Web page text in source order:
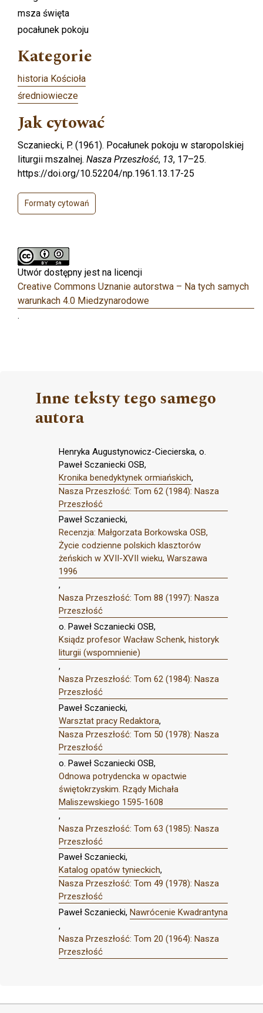
msza święta
pocałunek pokoju
Kategorie
historia Kościoła
średniowiecze
Jak cytować
Sczaniecki, P. (1961). Pocałunek pokoju w staropolskiej
liturgii mszalnej. Nasza Przeszłość, 13, 17–25.
https://doi.org/10.52204/np.1961.13.17-25
Formaty cytowań
Utwór dostępny jest na licencji
Creative Commons Uznanie autorstwa – Na tych samych
warunkach 4.0 Miedzynarodowe
.
Inne teksty tego samego
autora
Henryka Augustynowicz-Ciecierska, o.
Paweł Sczaniecki OSB,
Kronika benedyktynek ormiańskich,
Nasza Przeszłość: Tom 62 (1984): Nasza
Przeszłość
Paweł Sczaniecki,
Recenzja: Małgorzata Borkowska OSB,
Życie codzienne polskich klasztorów
żeńskich w XVII-XVII wieku, Warszawa
1996
,
Nasza Przeszłość: Tom 88 (1997): Nasza
Przeszłość
o. Paweł Sczaniecki OSB,
Ksiądz profesor Wacław Schenk, historyk
liturgii (wspomnienie)
,
Nasza Przeszłość: Tom 62 (1984): Nasza
Przeszłość
Paweł Sczaniecki,
Warsztat pracy Redaktora,
Nasza Przeszłość: Tom 50 (1978): Nasza
Przeszłość
o. Paweł Sczaniecki OSB,
Odnowa potrydencka w opactwie
świętokrzyskim. Rządy Michała
Maliszewskiego 1595-1608
,
Nasza Przeszłość: Tom 63 (1985): Nasza
Przeszłość
Paweł Sczaniecki,
Katalog opatów tynieckich,
Nasza Przeszłość: Tom 49 (1978): Nasza
Przeszłość
Paweł Sczaniecki, Nawrócenie Kwadrantyna
,
Nasza Przeszłość: Tom 20 (1964): Nasza
Przeszłość